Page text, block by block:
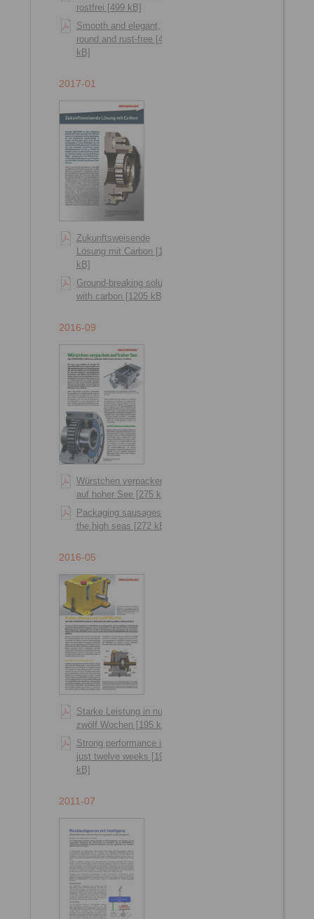
rostfrei [499 kB]
Smooth and elegant,
round and rust-free [495
kB]
2017-01
Zukunftsweisende
Lösung mit Carbon [1209
kB]
Ground-breaking solution
with carbon [1205 kB]
2016-09
Würstchen verpacken
auf hoher See [275 kB]
Packaging sausages on
the high seas [272 kB]
2016-05
Starke Leistung in nur
zwölf Wochen [195 kB]
Strong performance in
just twelve weeks [192
kB]
2011-07